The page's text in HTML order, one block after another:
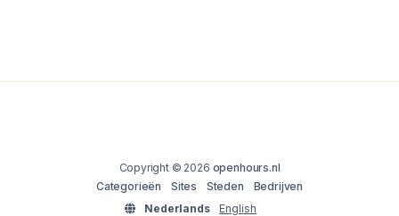
Copyright © 2026 openhours.nl
Categorieën
Sites Steden
Bedrijven
Nederlands
English